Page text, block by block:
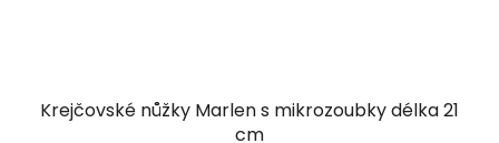
Krejčovské nůžky Marlen s mikrozoubky délka 21
cm